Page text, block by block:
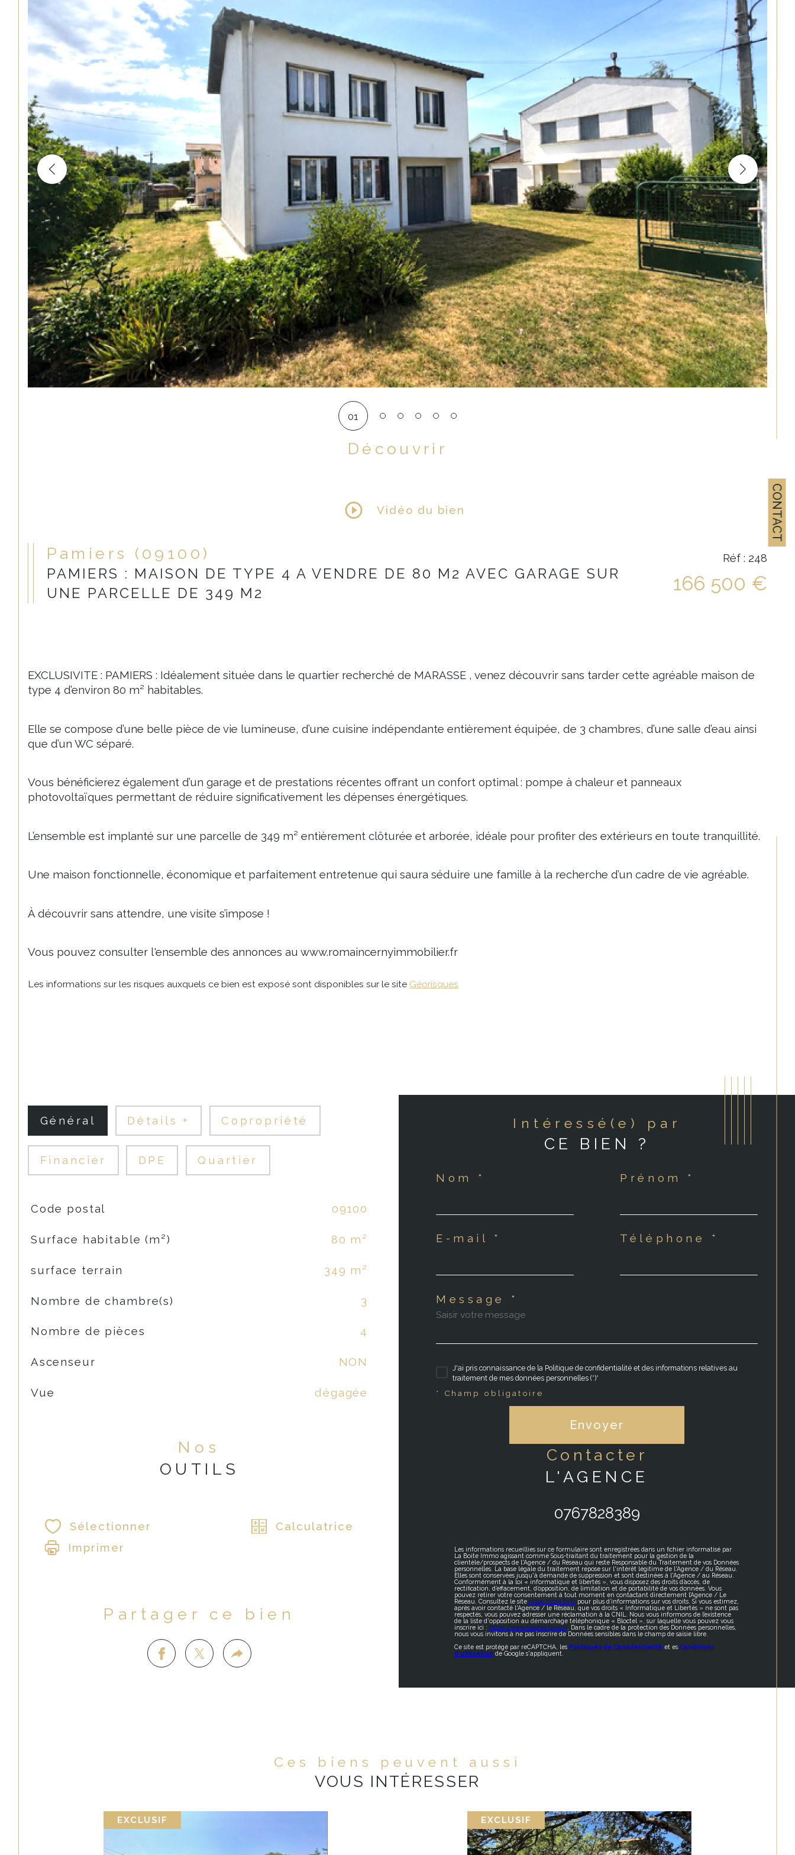
CONTACT
01
Découvrir
Vidéo du bien
Pamiers (09100)
PAMIERS : MAISON DE TYPE 4 A VENDRE DE 80 M2 AVEC GARAGE SUR
UNE PARCELLE DE 349 M2
Réf : 248
166 500 €
EXCLUSIVITE : PAMIERS : Idéalement située dans le quartier recherché de MARASSE , venez découvrir sans tarder cette agréable maison de
type 4 d’environ 80 m² habitables.
Elle se compose d’une belle pièce de vie lumineuse, d’une cuisine indépendante entièrement équipée, de 3 chambres, d’une salle d’eau ainsi
que d’un WC séparé.
Vous bénéficierez également d’un garage et de prestations récentes offrant un confort optimal : pompe à chaleur et panneaux
photovoltaïques permettant de réduire significativement les dépenses énergétiques.
L’ensemble est implanté sur une parcelle de 349 m² entièrement clôturée et arborée, idéale pour profiter des extérieurs en toute tranquillité.
Une maison fonctionnelle, économique et parfaitement entretenue qui saura séduire une famille à la recherche d’un cadre de vie agréable.
À découvrir sans attendre, une visite s’impose !
Vous pouvez consulter l'ensemble des annonces au www.romaincernyimmobilier.fr
Les informations sur les risques auxquels ce bien est exposé sont disponibles sur le site Géorisques
Général Détails + Copropriété
Financier DPE Quartier
TRAD_SIROCCO_Caracteristique
Code postal 09100
Surface habitable (m²) 80 m²
surface terrain 349 m²
Nombre de chambre(s) 3
Nombre de pièces 4
Ascenseur NON
Vue dégagée
Nos
OUTILS
Sélectionner
Calculatrice
Imprimer
Partager ce bien
Intéressé(e) par
CE BIEN ?
Nom * Prénom *
E-mail * Téléphone *
Message *
J'ai pris connaissance de la Politique de confidentialité et des informations relatives au
traitement de mes données personnelles (*)*
* Champ obligatoire
Envoyer
contacter
L'AGENCE
0767828389
Les informations recueillies sur ce formulaire sont enregistrées dans un fichier informatisé par
La Boite Immo agissant comme Sous-traitant du traitement pour la gestion de la
clientèle/prospects de l'Agence / du Réseau qui reste Responsable du Traitement de vos Données
personnelles. La base légale du traitement repose sur l'intérêt légitime de l'Agence / du Réseau.
Elles sont conservées jusqu'à demande de suppression et sont destinées à l'Agence / au Réseau.
Conformément à la loi « informatique et libertés », vous disposez des droits d’accès, de
rectification, d’effacement, d’opposition, de limitation et de portabilité de vos données. Vous
pouvez retirer votre consentement à tout moment en contactant directement l’Agence / Le
Réseau. Consultez le site https://cnil.fr/frpour plus d’informations sur vos droits. Si vous estimez,
après avoir contacté l'Agence / le Réseau, que vos droits « Informatique et Libertés » ne sont pas
respectés, vous pouvez adresser une réclamation à la CNIL. Nous vous informons de l’existence
de la liste d'opposition au démarchage téléphonique « Bloctel », sur laquelle vous pouvez vous
inscrire ici : https://www.bloctel.gouv.fr. Dans le cadre de la protection des Données personnelles,
nous vous invitons à ne pas inscrire de Données sensibles dans le champ de saisie libre.
Ce site est protégé par reCAPTCHA, les Politiques de Confidentialité et es Conditions
d'utilisation de Google s'appliquent.
Ces biens peuvent aussi
VOUS INTÉRESSER
EXCLUSIF EXCLUSIF